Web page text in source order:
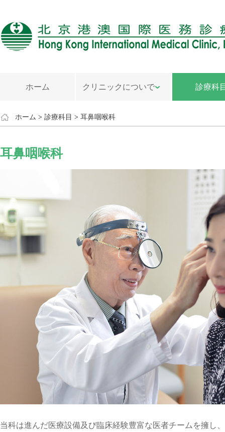
ホーム クリニックについで 診療科
ホーム > 診療科目 > 耳鼻咽喉科
耳鼻咽喉科
当科は進んだ医療設備及び臨床経験豊富な医者チームを擁し